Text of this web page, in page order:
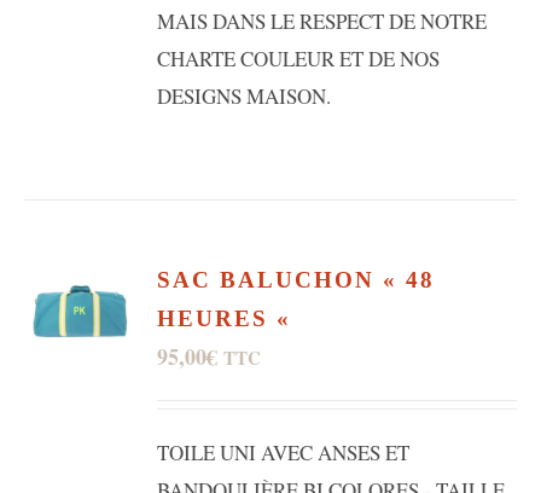
MAIS DANS LE RESPECT DE NOTRE
CHARTE COULEUR ET DE NOS
DESIGNS MAISON.
SAC BALUCHON « 48
HEURES «
95,00€ TTC
TOILE UNI AVEC ANSES ET